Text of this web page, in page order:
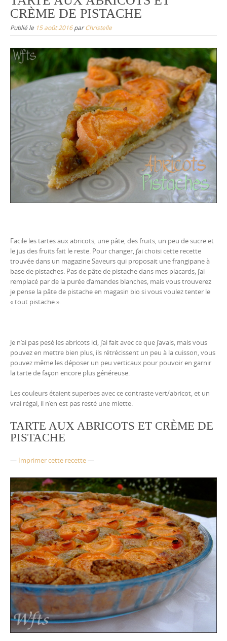
CRÈME DE PISTACHE
Publié le 15 août 2016parChristelle
Facile les tartes aux abricots, une pâte, des fruits, un peu de sucre et
le jus des fruits fait le reste. Pour changer, j’ai choisi cette recette
trouvée dans un magazine Saveurs qui proposait une frangipane à
base de pistaches. Pas de pâte de pistache dans mes placards, j’ai
remplacé par de la purée d’amandes blanches, mais vous trouverez
je pense la pâte de pistache en magasin bio si vous voulez tenter le
« tout pistache ».
Je n’ai pas pesé les abricots ici, j’ai fait avec ce que j’avais, mais vous
pouvez en mettre bien plus, ils rétrécissent un peu à la cuisson, vous
pouvez même les déposer un peu verticaux pour pouvoir en garnir
la tarte de façon encore plus généreuse.
Les couleurs étaient superbes avec ce contraste vert/abricot, et un
vrai régal, il n’en est pas resté une miette.
TARTE AUX ABRICOTS ET CRÈME DE
PISTACHE
— Imprimer cette recette—